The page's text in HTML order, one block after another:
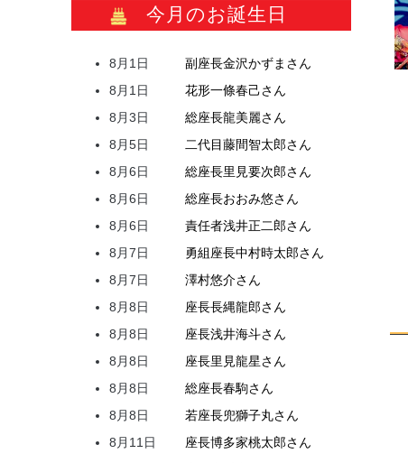
今月のお誕生日
8月1日 副座長金沢かずま さん
8月1日
花形一條春己さん
8月3日
総座長龍美麗さん
8月5日
二代目藤間智太郎さん
8月6日
総座長里見要次郎さん
8月6日
総座長おおみ悠さん
8月6日
責任者浅井正二郎さん
8月7日
勇組座長中村時太郎さん
8月7日
澤村悠介さん
8月8日
座長長縄龍郎さん
8月8日
座長浅井海斗さん
8月8日
座長里見龍星さん
8月8日
総座長春駒さん
8月8日
若座長兜獅子丸さん
8月11日
座長博多家桃太郎さん